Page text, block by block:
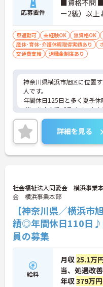
有資格者のさらなるキャリ
す
しており、将来のリーダー
ます
【20年以上黒字経営の安定
躍できます】
・横浜型地域貢献企業にも
で、ライフステージが変わ
られます
・育児短時間勤務や永年勤続
フの貢献をしっかりと評価
います
応募要件
■資格不問
ー2級）以上
車通勤可 未経験OK 無資格OK
産休･育休･介護休暇取得実績あり
交通費支給
退職金制度あり
神奈川県横浜市旭区に位置
人です。
年間休日125日と多く夏季
ざいますのでプライベート
ご興味のある方はお気軽に
詳細を見る
社会福祉法人同愛会 横浜事業
会 横浜事業本部
【神奈川県／横浜市
績◎年間休日110日♪
員の募集
給料
月収 25.1万
当、処遇改
年収379万